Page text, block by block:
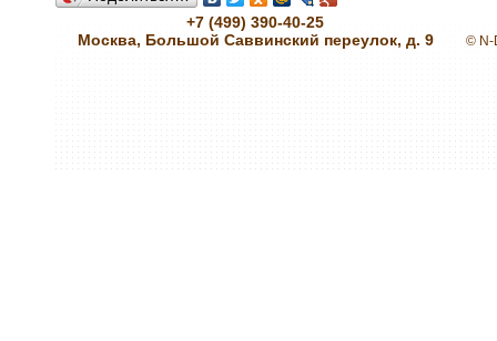
+7 (499) 390-40-25
Москва, Большой Саввинский переулок, д. 9
© N-